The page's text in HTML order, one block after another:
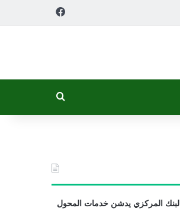
البنك المركزي يدشن خدمات المحول